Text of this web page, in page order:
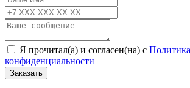
Я прочитал(а) и согласен(на) с Политика
конфиденциальности
Заказать